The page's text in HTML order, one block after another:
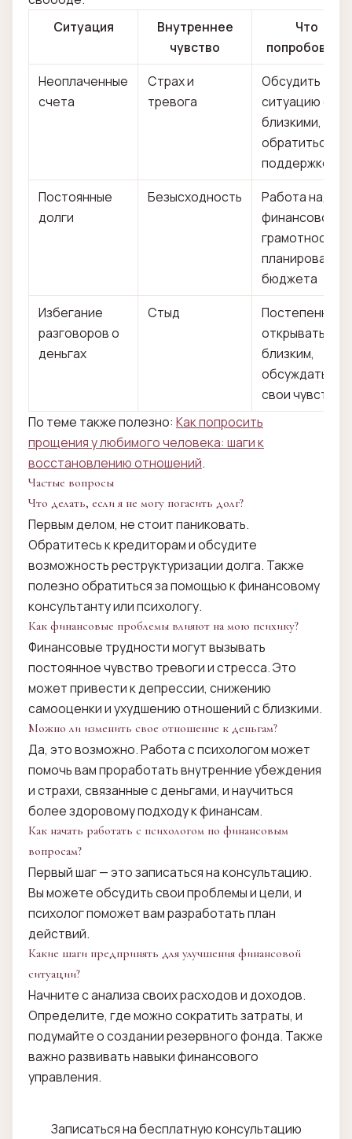
Ситуация
Внутреннее
чувство
Что
попробовать
Неоплаченные
счета
Страх и
тревога
Обсудить
ситуацию с
близкими,
обратиться за
поддержкой
Постоянные
долги
Безысходность
Работа над
финансовой
грамотностью,
планирование
бюджета
Избегание
разговоров о
деньгах
Стыд
Постепенно
открываться
близким,
обсуждать
свои чувства
По теме также полезно: Как попросить
прощения у любимого человека: шаги к
восстановлению отношений.
Частые вопросы
Что делать, если я не могу погасить долг?
Первым делом, не стоит паниковать.
Обратитесь к кредиторам и обсудите
возможность реструктуризации долга. Также
полезно обратиться за помощью к финансовому
консультанту или психологу.
Как финансовые проблемы влияют на мою психику?
Финансовые трудности могут вызывать
постоянное чувство тревоги и стресса. Это
может привести к депрессии, снижению
самооценки и ухудшению отношений с близкими.
Можно ли изменить свое отношение к деньгам?
Да, это возможно. Работа с психологом может
помочь вам проработать внутренние убеждения
и страхи, связанные с деньгами, и научиться
более здоровому подходу к финансам.
Как начать работать с психологом по финансовым
вопросам?
Первый шаг — это записаться на консультацию.
Вы можете обсудить свои проблемы и цели, и
психолог поможет вам разработать план
действий.
Какие шаги предпринять для улучшения финансовой
ситуации?
Начните с анализа своих расходов и доходов.
Определите, где можно сократить затраты, и
подумайте о создании резервного фонда. Также
важно развивать навыки финансового
управления.
Записаться на бесплатную консультацию